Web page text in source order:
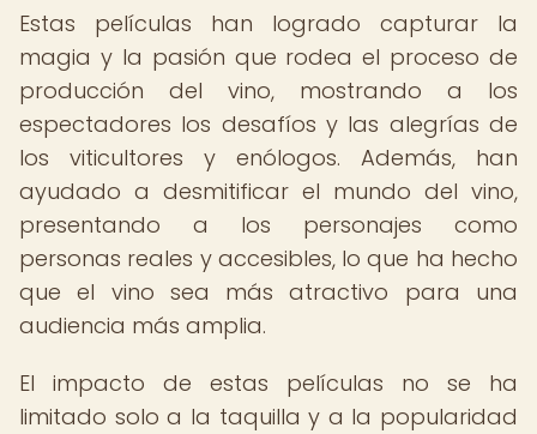
Estas películas han logrado capturar la
magia y la pasión que rodea el proceso de
producción del vino, mostrando a los
espectadores los desafíos y las alegrías de
los viticultores y enólogos. Además, han
ayudado a desmitificar el mundo del vino,
presentando a los personajes como
personas reales y accesibles, lo que ha hecho
que el vino sea más atractivo para una
audiencia más amplia.
El impacto de estas películas no se ha
limitado solo a la taquilla y a la popularidad